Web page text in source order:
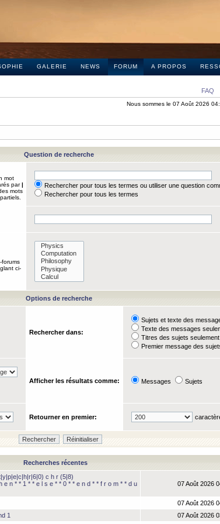
GALERIE NEWS FORUM A PROPOS
FAQ
Nous sommes le 07 Août 2026
Question de recherche
mot
par|
mots
Rechercher pour tous les termes ou utiliser une question
Rechercher pour tous les termes
forums
ci-
Options de recherche
Rechercher dans:
Sujets et texte des
Texte des messages
Titres des sujets seulement
Premier message des
Afficher les résultats comme: Messages Sujets
Retourner en premier:
Recherches récentes
c h r (5|8)
n * * 1 * * e l s e * * 0 * * e n d * * f r o m * * d u
07 Août 2026
07 Août 2026
1
07 Août 2026